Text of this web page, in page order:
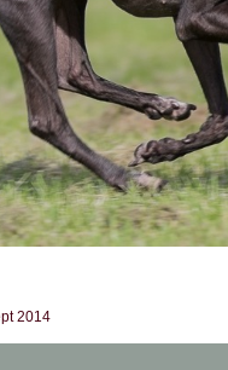
2014